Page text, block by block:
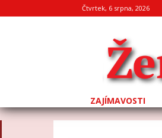
Čtvrtek, 6 srpna, 2026
ZAJÍMAVOSTI